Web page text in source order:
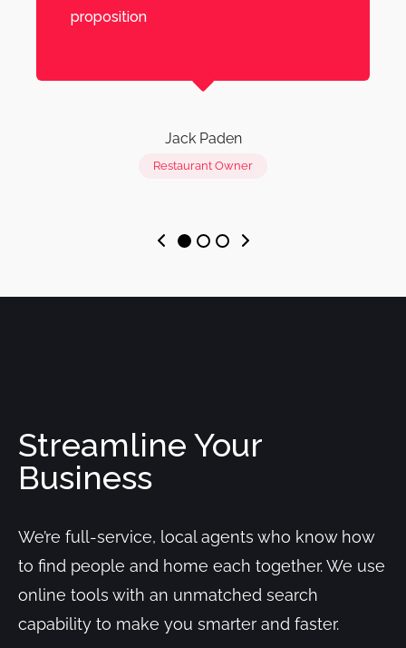
proposition
Jack Paden
Restaurant Owner
Streamline Your
Business
We’re full-service, local agents who know how
to find people and home each together. We use
online tools with an unmatched search
capability to make you smarter and faster.